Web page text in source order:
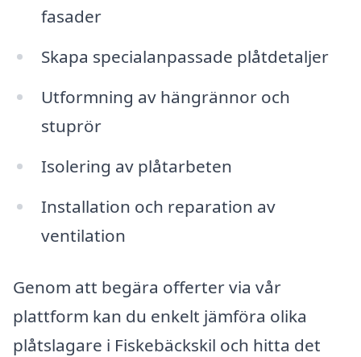
fasader
Skapa specialanpassade plåtdetaljer
Utformning av hängrännor och
stuprör
Isolering av plåtarbeten
Installation och reparation av
ventilation
Genom att begära offerter via vår
plattform kan du enkelt jämföra olika
plåtslagare i Fiskebäckskil och hitta det